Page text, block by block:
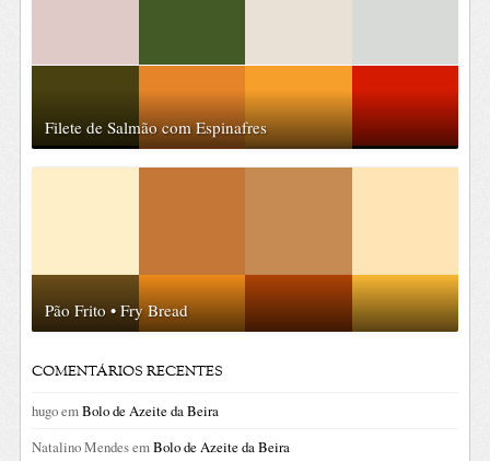
Filete de Salmão com Espinafres
Pão Frito • Fry Bread
COMENTÁRIOS RECENTES
hugoemBolo de Azeite da Beira
Natalino MendesemBolo de Azeite da Beira